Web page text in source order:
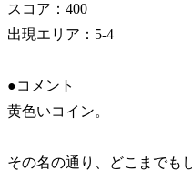
スコア：400
出現エリア：5-4
●コメント
黄色いコイン。
その名の通り、どこまでも